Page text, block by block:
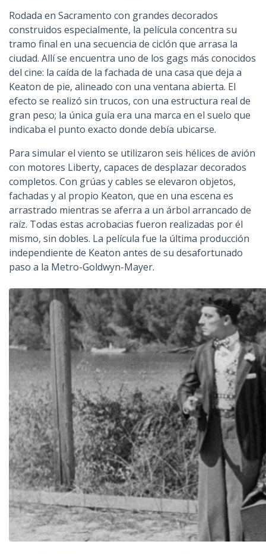
Rodada en Sacramento con grandes decorados
construidos especialmente, la película concentra su
tramo final en una secuencia de ciclón que arrasa la
ciudad. Allí se encuentra uno de los gags más conocidos
del cine: la caída de la fachada de una casa que deja a
Keaton de pie, alineado con una ventana abierta. El
efecto se realizó sin trucos, con una estructura real de
gran peso; la única guía era una marca en el suelo que
indicaba el punto exacto donde debía ubicarse.
Para simular el viento se utilizaron seis hélices de avión
con motores Liberty, capaces de desplazar decorados
completos. Con grúas y cables se elevaron objetos,
fachadas y al propio Keaton, que en una escena es
arrastrado mientras se aferra a un árbol arrancado de
raíz. Todas estas acrobacias fueron realizadas por él
mismo, sin dobles. La película fue la última producción
independiente de Keaton antes de su desafortunado
paso a la Metro-Goldwyn-Mayer.